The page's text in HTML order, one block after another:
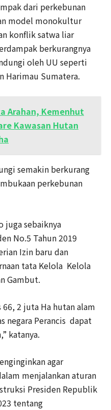
dari perkebunan
model monokultur
konflik satwa liar
berkurangnya
oleh UU seperti
Harimau Sumatera.
Arahan, Kemenhut
Kawasan Hutan
semakin berkurang
perkebunan
juga sebaiknya
No.5 Tahun 2019
Izin baru dan
tata Kelola Kelola
Gambut.
2 juta Ha hutan alam
negara Perancis dapat
katanya.
agar
menjalankan aturan
Presiden Republik
tentang